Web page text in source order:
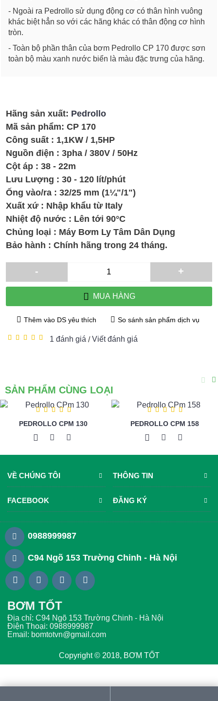
- Ngoài ra Pedrollo sử dụng động cơ có thân hình vuông
khác biệt hẳn so với các hãng khác có thân động cơ hình
tròn.
- Toàn bộ phần thân của bơm Pedrollo CP 170 được sơn
toàn bộ màu xanh nước biển là màu đặc trưng của hãng.
Hãng sản xuất: Pedrollo
Mã sản phẩm: CP 170
Công suất : 1,1KW / 1,5HP
Nguồn điện : 3pha / 380V / 50Hz
Cột áp : 38 - 22m
Lưu Lượng : 30 - 120 lít/phút
Ống vào/ra : 32/25 mm (1¼"/1")
Xuất xứ : Nhập khẩu từ Italy
Nhiệt độ nước : Lên tới 90°C
Chủng loại : Máy Bơm Ly Tâm Dân Dụng
Bảo hành : Chính hãng trong 24 tháng.
- +
MUA HÀNG
Thêm vào DS yêu thích So sánh sản phẩm dịch vụ
1 đánh giá /Viết đánh giá
SẢN PHẨM CÙNG LOẠI
PEDROLLO CPM 130 PEDROLLO CPM 158
VỀ CHÚNG TÔI THÔNG TIN
FACEBOOK ĐĂNG KÝ
0988999987
C94 Ngõ 153 Trường Chinh - Hà Nội
BƠM TỐT
Địa chỉ: C94 Ngõ 153 Trường Chinh - Hà Nội
Điện Thoại: 0988999987
Email: bomtotvn@gmail.com
Copyright © 2018, BƠM TỐT